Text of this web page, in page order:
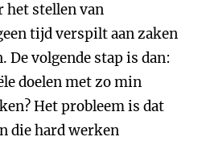
het stellen van
tijd verspilt aan zaken
volgende stap is dan:
doelen met zo min
Het probleem is dat
die hard werken